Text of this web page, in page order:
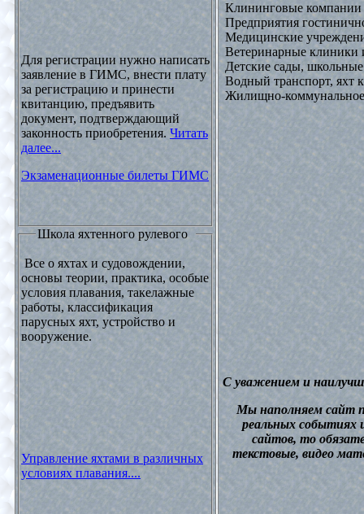
Для регистрации нужно написать
заявление в ГИМС, внести плату
за регистрацию и принести
квитанцию, предъявить
документ, подтверждающий
законность приобретения. Читать
далее...
Экзаменационные билеты ГИМС
Школа яхтенного рулевого
Все о яхтах и судовождении,
основы теории, практика, особые
условия плавания, такелажные
работы, классификация
парусных яхт, устройство и
вооружение.
Управление яхтами в различных
условиях плавания....
Клининговые компании
Предприятия
Медицинские
Ветеринарные клиники
Детские сады,
Водный транспорт,
Жилищно-коммунальное
С уважением и
Мы наполняем сайт
реальных событиях
сайтов, то
текстовые, видео